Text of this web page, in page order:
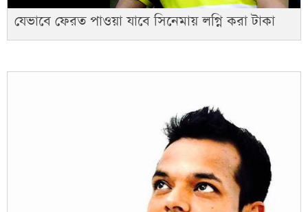
যেভাবে ফেরত পাওয়া যাবে সিনেমায় লগ্নি করা টাকা